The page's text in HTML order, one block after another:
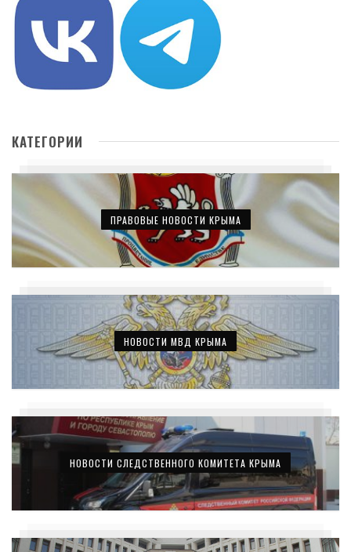
КАТЕГОРИИ
ПРАВОВЫЕ НОВОСТИ КРЫМА
НОВОСТИ МВД КРЫМА
НОВОСТИ СЛЕДСТВЕННОГО КОМИТЕТА КРЫМА